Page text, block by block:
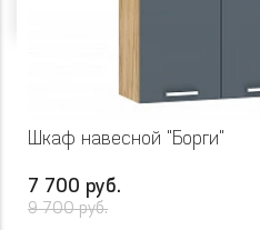
Шкаф навесной "Борги"
7 700 руб.
9 700 руб.